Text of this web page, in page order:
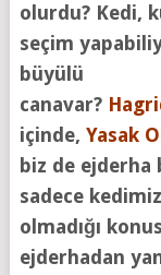
olurdu? Kedi,
seçim
büyülü
canavar?
içinde, Yasak
biz de ejderha
sadece
olmadığı
ejderhadan